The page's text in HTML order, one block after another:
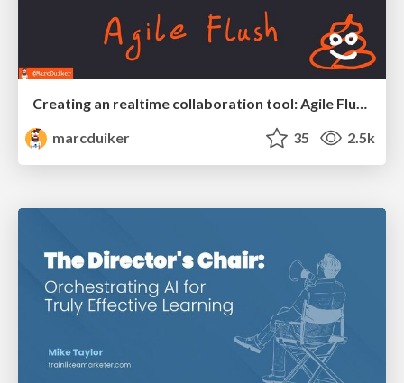
Creating an realtime collaboration tool: Agile Flush - .NET Oxford
marcduiker
35 2.5k